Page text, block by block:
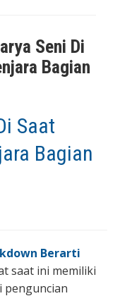
Seni Di
Bagian
Saat
Bagian
Berarti
saat ini memiliki
penguncian